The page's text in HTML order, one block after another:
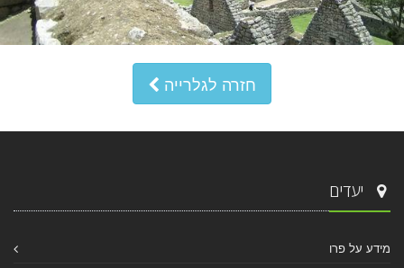
חזרה לגלרייה
יעדים
מידע על פרו